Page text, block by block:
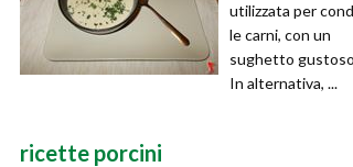
utilizzata per
le carni, con un
sughetto
In alternativa, ...
ricette porcini